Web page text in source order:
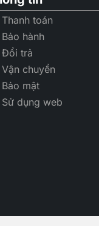
Thanh toán
Bảo hành
Đổi trả
Vận chuyển
Bảo mật
Sử dụng web